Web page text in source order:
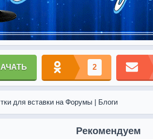
2
для вставки на Форумы | Блоги
Рекомендуем